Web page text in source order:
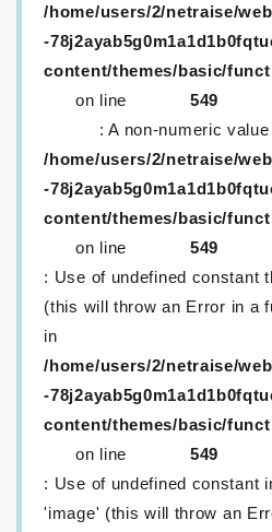
/home/users/2/netraise/
-
content/themes/basic/
on line
549
: A non-numeric
/home/users/2/netraise/
-
content/themes/basic/
on line
549
: Use of undefined constant
(this will throw an Error in a
in
/home/users/2/netraise/
-
content/themes/basic/
on line
549
: Use of undefined constant
'image' (this will throw an